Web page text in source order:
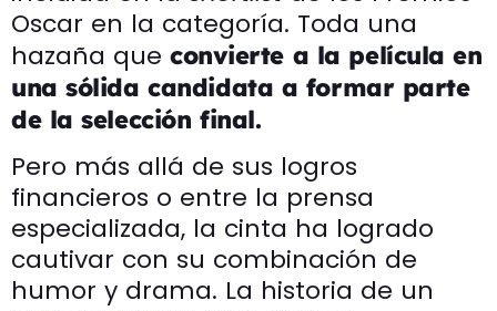
Oscar en la categoría. Toda una
hazaña que convierte a la película en
una sólida candidata a formar parte
de la selección final.
Pero más allá de sus logros
financieros o entre la prensa
especializada, la cinta ha logrado
cautivar con su combinación de
humor y drama. La historia de un